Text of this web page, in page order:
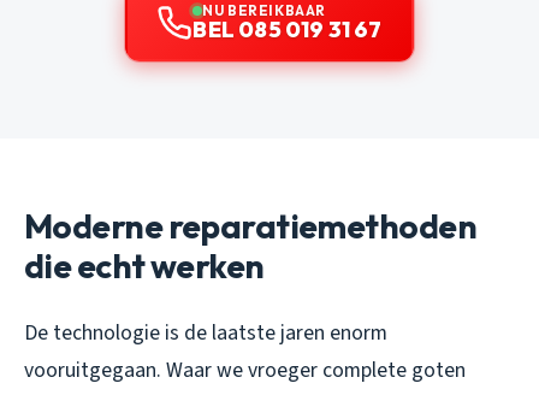
NU BEREIKBAAR
BEL 085 019 31 67
Moderne reparatiemethoden
die echt werken
De technologie is de laatste jaren enorm
vooruitgegaan. Waar we vroeger complete goten